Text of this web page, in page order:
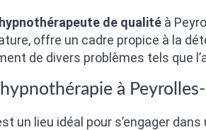
hypnothérapeute de qualité à
offre un cadre propice à la
de divers problèmes tels que
à
un lieu idéal pour s’engager